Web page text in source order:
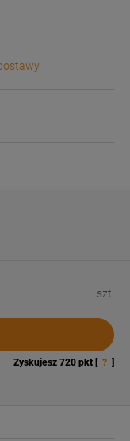
szt.
Zyskujesz 720 pkt [ ? ]